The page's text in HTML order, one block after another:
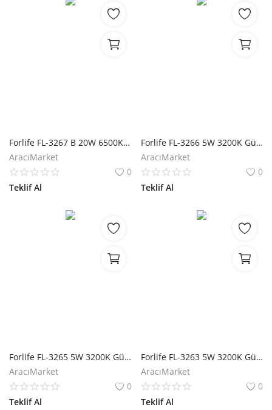
Forlife FL-3267 B 20W 6500K Beyaz Solar Mantar Çim Armatürü
AracıMarket
0
Teklif Al
Forlife FL-3266 5W 3200K Günışığı Solar Duvar Apliği
AracıMarket
0
Teklif Al
Forlife FL-3265 5W 3200K Günışığı Solar Duvar Apliği
AracıMarket
0
Teklif Al
Forlife FL-3263 5W 3200K Günışığı Solar Duvar Apliği
AracıMarket
0
Teklif Al